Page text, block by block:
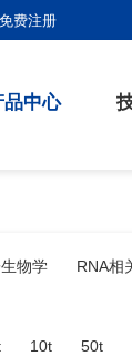
免费注册
品中心
物学 RNA相
10t 50t